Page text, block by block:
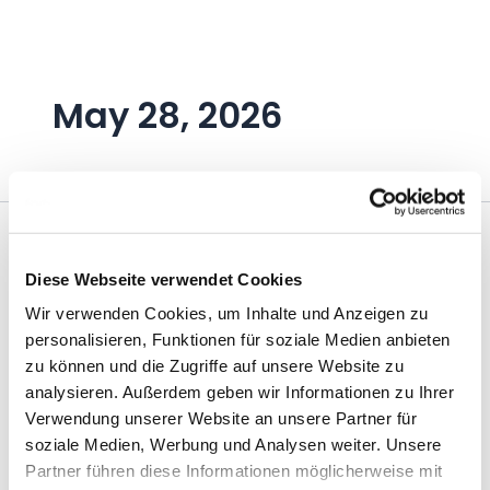
Diese Webseite verwendet Cookies
Wir verwenden Cookies, um Inhalte und Anzeigen zu
personalisieren, Funktionen für soziale Medien anbieten
zu können und die Zugriffe auf unsere Website zu
analysieren. Außerdem geben wir Informationen zu Ihrer
Verwendung unserer Website an unsere Partner für
soziale Medien, Werbung und Analysen weiter. Unsere
Partner führen diese Informationen möglicherweise mit
May 28, 2026